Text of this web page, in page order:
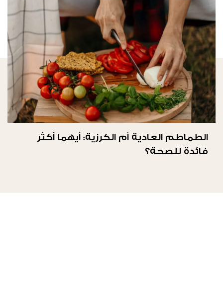
الطماطم العادية أم الكرزية: أيهما أكثر
فائدة للصحة؟